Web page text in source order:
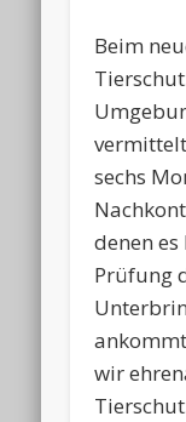
Beim
sechs
denen
Prüfung
wir